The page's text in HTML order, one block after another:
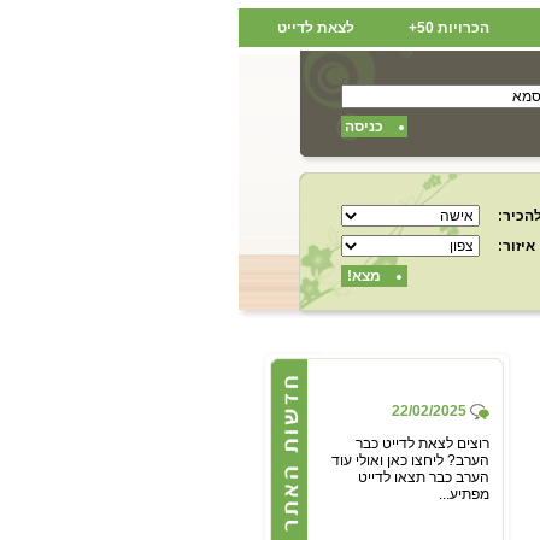
הכרויות 50+ לצאת לדייט
כניסה
איזור:
מצא!
רוצים לצאת לדייט כבר
הערב? ליחצו כאן ואולי עוד
הערב כבר תצאו לדייט
מפתיע...